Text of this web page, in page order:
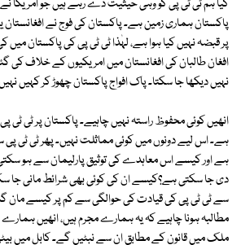
کیا ہم ٹی ٹی پی کو وہی حیثیت دے رہے ہیں جو امریکا نے
پاکستان ہماری زمین ہے۔ پاکستان کی فوج نے
پر قبضہ نہیں کیا ہوا ہے، لہٰذا ٹی ٹی پی کی پاکستان میں
افغان طالبان کی افغانستان میں امریکیوں کے خلاف کی
نہیں دیکھا جا سکتا۔ پاک افواج پاکستان چھوڑ کر کہیں
انھیں کوئی محفوظ راستہ نہیں چاہیے۔ پاکستان پر ٹی ٹی
ہے۔ اس لیے دونوں میں کوئی مماثلت نہیں۔ پھر ٹی ٹی
ہے اور کیسے اس معاہدے کی توثیق پارلیمان سے ہو
دی جا سکتی ہے؟کیسے ان کی کوئی بھی شرائط مانی جا
سے ٹی ٹی پی کی قیادت کی حوالگی سے کم پر کیسے مان
مطالبہ ہونا چاہیے کہ یہ ہمارے مجرم ہیں، انھیں ہمارے
ملک میں قانون کے مطابق ان سے نبٹیں گے۔ کابل میں